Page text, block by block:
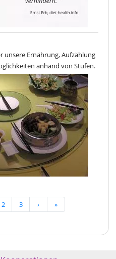
unsere Ernährung, Aufzählung
anhand von Stufen.
2 3 › »